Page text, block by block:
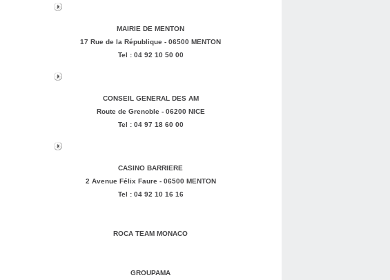
MAIRIE DE MENTON
17 Rue de la République - 06500 MENTON
Tel : 04 92 10 50 00
CONSEIL GENERAL DES AM
Route de Grenoble - 06200 NICE
Tel : 04 97 18 60 00
CASINO BARRIERE
2 Avenue Félix Faure - 06500 MENTON
Tel : 04 92 10 16 16
ROCA TEAM MONACO
GROUPAMA